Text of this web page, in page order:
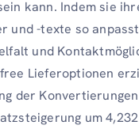
kann. Indem sie
und -texte so
und
Lieferoptionen
der Konvertierungen
um 4,232